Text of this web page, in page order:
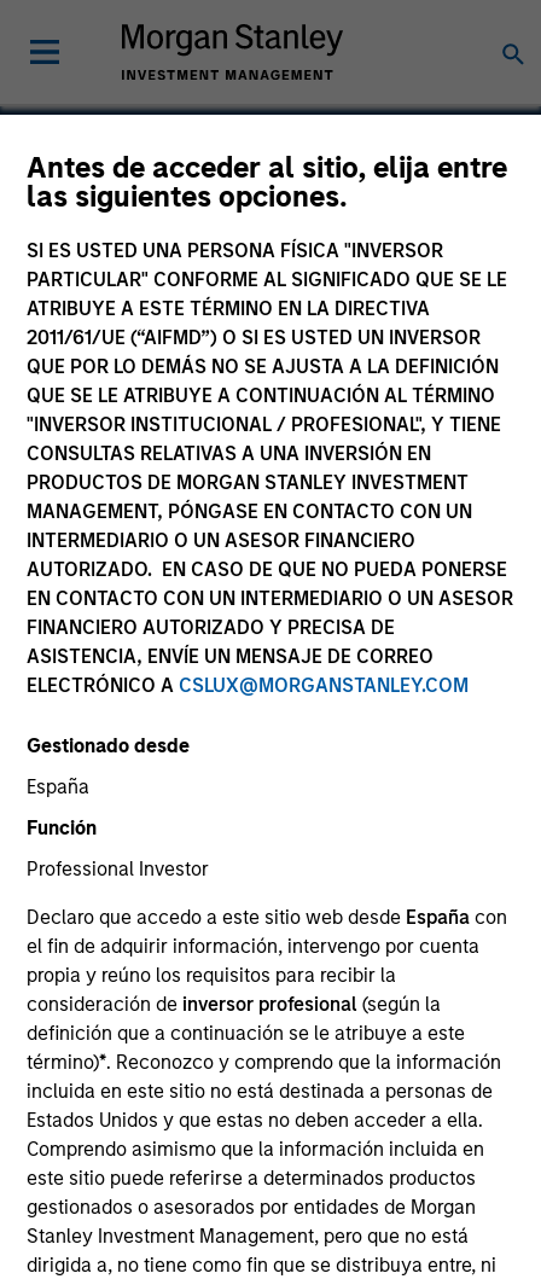
Antes de acceder al sitio, elija entre
las siguientes opciones.
SI ES USTED UNA PERSONA FÍSICA "INVERSOR
PARTICULAR" CONFORME AL SIGNIFICADO QUE SE LE
ATRIBUYE A ESTE TÉRMINO EN LA DIRECTIVA
2011/61/UE (“AIFMD”) O SI ES USTED UN INVERSOR
QUE POR LO DEMÁS NO SE AJUSTA A LA DEFINICIÓN
QUE SE LE ATRIBUYE A CONTINUACIÓN AL TÉRMINO
"INVERSOR INSTITUCIONAL / PROFESIONAL", Y TIENE
CONSULTAS RELATIVAS A UNA INVERSIÓN EN
PRODUCTOS DE MORGAN STANLEY INVESTMENT
MANAGEMENT, PÓNGASE EN CONTACTO CON UN
INTERMEDIARIO O UN ASESOR FINANCIERO
AUTORIZADO. EN CASO DE QUE NO PUEDA PONERSE
EN CONTACTO CON UN INTERMEDIARIO O UN ASESOR
FINANCIERO AUTORIZADO Y PRECISA DE
ASISTENCIA, ENVÍE UN MENSAJE DE CORREO
ELECTRÓNICO A CSLUX@MORGANSTANLEY.COM
Gestionado desde
España
Función
Professional Investor
Declaro que accedo a este sitio web desde España con
el fin de adquirir información, intervengo por cuenta
propia y reúno los requisitos para recibir la
consideración de inversor profesional(según la
definición que a continuación se le atribuye a este
término)*. Reconozco y comprendo que la información
incluida en este sitio no está destinada a personas de
Estados Unidos y que estas no deben acceder a ella.
Comprendo asimismo que la información incluida en
este sitio puede referirse a determinados productos
gestionados o asesorados por entidades de Morgan
Stanley Investment Management, pero que no está
dirigida a, no tiene como fin que se distribuya entre, ni
AWT Labels & Packaging
Industrial Services
COUNTRY
United States
Invested on
Dec 2020
Transaction Type
Buyout
AWT Labels & Packaging is a leader provider of
labels and packaging solutions focused on
healthcare, personal care and food & wine / spirits
end markets.
View Current Employment Opportunities